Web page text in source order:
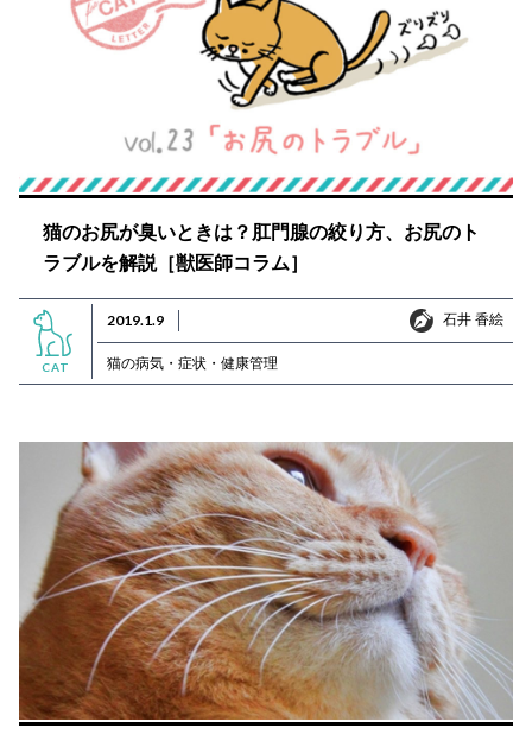
猫のお尻が臭いときは？肛門腺の絞り方、お尻のト
ラブルを解説［獣医師コラム］
CAT
2019.1.9 石井 香絵
石井 香絵
猫の病気・症状・健康管理